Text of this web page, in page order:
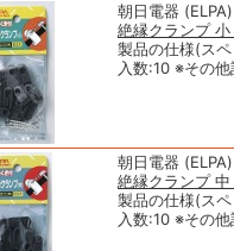
朝日電器 (ELPA)
絶縁クランプ
製品の仕様(ス
入数:10 ※その
朝日電器 (ELPA)
絶縁クランプ
製品の仕様(ス
入数:10 ※その